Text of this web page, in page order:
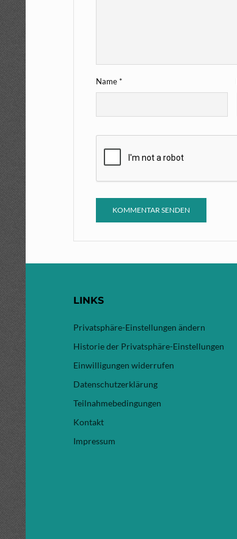
Name*
LINKS
Privatsphäre-Einstellungen ändern
Historie der Privatsphäre-Einstellungen
Einwilligungen widerrufen
Datenschutzerklärung
Teilnahmebedingungen
Kontakt
Impressum